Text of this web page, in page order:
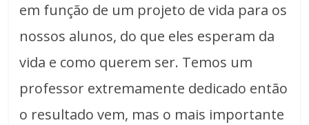
em função de um projeto de vida para os
nossos alunos, do que eles esperam da
vida e como querem ser. Temos um
professor extremamente dedicado então
o resultado vem, mas o mais importante